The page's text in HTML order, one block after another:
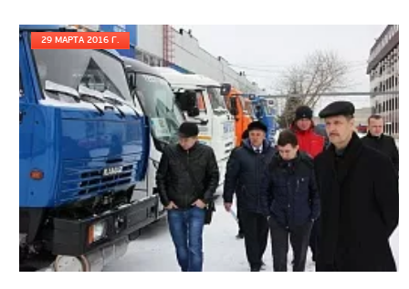
Цена по запросу
Производитель
Экологический класс
29 МАРТА 2016 Г.